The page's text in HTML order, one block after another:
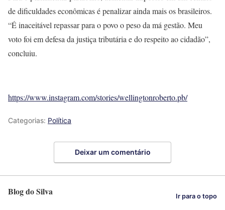
de dificuldades econômicas é penalizar ainda mais os brasileiros.
“É inaceitável repassar para o povo o peso da má gestão. Meu
voto foi em defesa da justiça tributária e do respeito ao cidadão”,
concluiu.
https://www.instagram.com/stories/wellingtonroberto.pb/
Categorias: Política
Deixar um comentário
Blog do Silva Ir para o topo